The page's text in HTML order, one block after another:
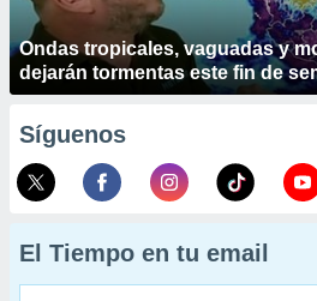
Ondas tropicales, vaguadas y
dejarán tormentas este fin de
Síguenos
El Tiempo en tu email